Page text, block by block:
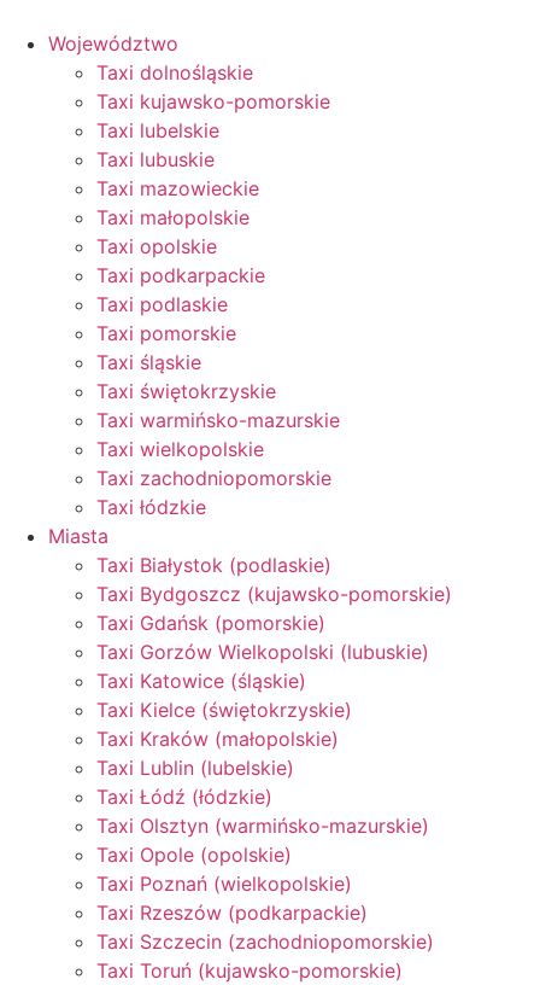
Województwo
Taxi dolnośląskie
Taxi kujawsko-pomorskie
Taxi lubelskie
Taxi lubuskie
Taxi mazowieckie
Taxi małopolskie
Taxi opolskie
Taxi podkarpackie
Taxi podlaskie
Taxi pomorskie
Taxi śląskie
Taxi świętokrzyskie
Taxi warmińsko-mazurskie
Taxi wielkopolskie
Taxi zachodniopomorskie
Taxi łódzkie
Miasta
Taxi Białystok (podlaskie)
Taxi Bydgoszcz (kujawsko-pomorskie)
Taxi Gdańsk (pomorskie)
Taxi Gorzów Wielkopolski (lubuskie)
Taxi Katowice (śląskie)
Taxi Kielce (świętokrzyskie)
Taxi Kraków (małopolskie)
Taxi Lublin (lubelskie)
Taxi Łódź (łódzkie)
Taxi Olsztyn (warmińsko-mazurskie)
Taxi Opole (opolskie)
Taxi Poznań (wielkopolskie)
Taxi Rzeszów (podkarpackie)
Taxi Szczecin (zachodniopomorskie)
Taxi Toruń (kujawsko-pomorskie)